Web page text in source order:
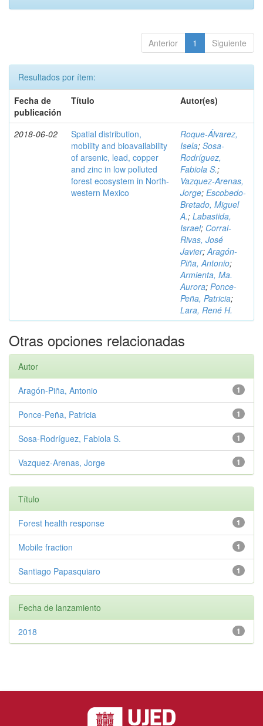
Anterior 1 Siguiente
Resultados por ítem:
Fecha de
publicación
Título Autor(es)
2018-06-02
Spatial distribution,
mobility and bioavailability
of arsenic, lead, copper
and zinc in low polluted
forest ecosystem in North-
western Mexico
Roque-Álvarez,
Isela; Sosa-
Rodríguez,
Fabiola S.;
Vazquez-Arenas,
Jorge; Escobedo-
Bretado, Miguel
A.; Labastida,
Israel; Corral-
Rivas, José
Javier;Aragón-
Piña, Antonio;
Armienta, Ma.
Aurora; Ponce-
Peña, Patricia;
Lara, René H.
Otras opciones relacionadas
Autor
1
Aragón-Piña, Antonio
1
Ponce-Peña, Patricia
1
Sosa-Rodríguez, Fabiola S.
1
Vazquez-Arenas, Jorge
Título
1
Forest health response
1
Mobile fraction
1
Santiago Papasquiaro
Fecha de lanzamiento
1
2018